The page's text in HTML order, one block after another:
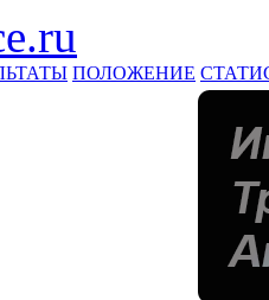
ПОЛОЖЕНИЕ